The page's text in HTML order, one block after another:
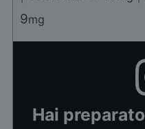
9mg
Hai